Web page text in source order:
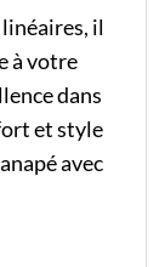
il
à votre
dans
et style
avec